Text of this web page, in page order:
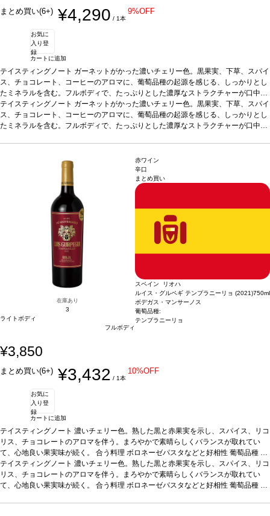
まとめ買い(6+) ¥4,290 / 1本
9%OFF
お気に
入り登
録
カートに追加
テイスティングノート ガーネットがかった濃いチェリー色。黒果実、下草、スパイ
ス、チョコレート、コーヒーのアロマに、葡萄品種の起源を感じる、しっかりとし
たミネラルを含む。フルボディで、たっぷりとした濃厚なストラクチャーが口中を
満たす。上質で滑らかなタンニンはエレガントで、フレッシュな余韻の後味は際立
っている。葡萄品種テンプラニーリョ 55%、ガルナッチャ 25%、グラシアーノ 2
0% ＜テンプラニーリョ2014ヴィンテージ；36ヵ月熟成-ガルナッチャ2017ヴィ
テイスティングノート ガーネットがかった濃いチェリー色。黒果実、下草、スパイ
ス、チョコレート、コーヒーのアロマに、葡萄品種の起源を感じる、しっかりとし
たミネラルを含む。フルボディで、たっぷりとした濃厚なストラクチャーが口中を
0% ＜テンプラニーリョ2014ヴィンテージ；36ヵ月熟成-ガルナッチャ2017ヴィ
ンテージ；6ヵ月熟成-グラシアーノ2015ヴィンテージ；30ヵ月熟成 ブレンド後3
ヵ月間瓶内熟成しリリース＞
在庫あり
3
ライトボディ
フルボディ
赤ワイン
辛口
まとめ買い
スペイン リオハ
ルイス・グルペギ テンプラニーリョ (2021)750ml
ボデガス・マンサーノス
葡萄品種:
テンプラニーリョ
¥3,850
まとめ買い(6+) ¥3,432 / 1本
10%OFF
お気に
入り登
録
カートに追加
テイスティングノート 濃いチェリー色。熟した黒と赤果実を示し、スパイス、リコ
リス、チョコレートのアロマを伴う。まろやかで素晴らしくバランスが取れてい
て、心地良い果実味が続く。 合う料理 ボロネーゼパスタなどと好相性 葡萄品種 テ
ンプラニーリョ*本ヴィンテージが在庫切れの場合、在庫があり価格が同様の場合
は自動的に次のヴィンテージに変更されます、ご了承ください。
テイスティングノート 濃いチェリー色。熟した黒と赤果実を示し、スパイス、リコ
リス、チョコレートのアロマを伴う。まろやかで素晴らしくバランスが取れてい
て、心地良い果実味が続く。 合う料理 ボロネーゼパスタなどと好相性 葡萄品種 テ